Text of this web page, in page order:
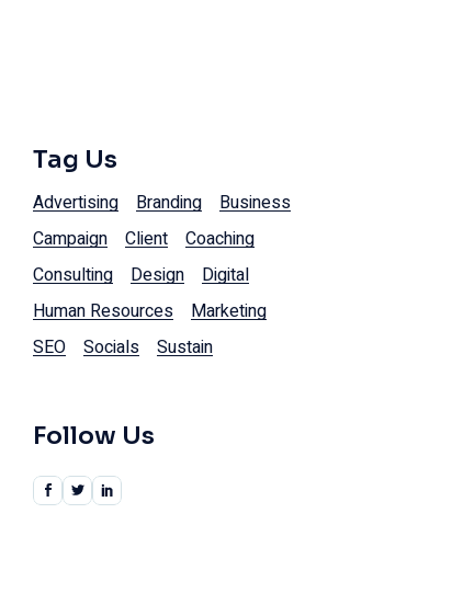
Tag Us
Advertising Branding
Business
Campaign
Client
Coaching
Consulting
Design
Digital
Human Resources
Marketing
SEO
Socials Sustain
Follow Us